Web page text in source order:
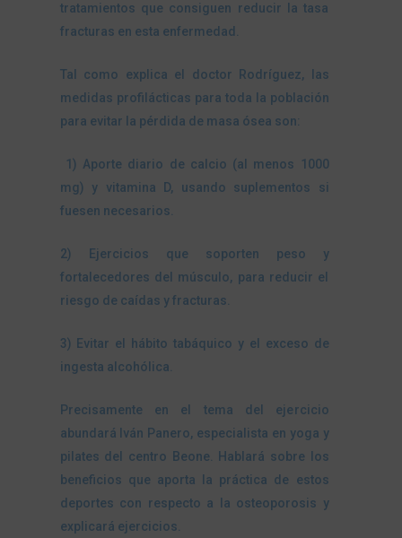
tratamientos que consiguen reducir la tasa
fracturas en esta enfermedad.
Tal como explica el doctor Rodríguez, las
medidas profilácticas para toda la población
para evitar la pérdida de masa ósea son:
1) Aporte diario de calcio (al menos 1000
mg) y vitamina D, usando suplementos si
fuesen necesarios.
2) Ejercicios que soporten peso y
fortalecedores del músculo, para reducir el
riesgo de caídas y fracturas.
3) Evitar el hábito tabáquico y el exceso de
ingesta alcohólica.
Precisamente en el tema del ejercicio
abundará Iván Panero, especialista en yoga y
pilates del centro Beone. Hablará sobre los
beneficios que aporta la práctica de estos
deportes con respecto a la osteoporosis y
explicará ejercicios.